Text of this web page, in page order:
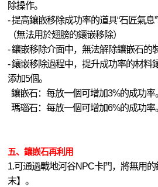
除操作。
- 提高鑲嵌移除成功率的道具“石匠氣息
（無法用於翅膀的鑲嵌移除）
- 鑲嵌移除介面中，無法解除鑲嵌石的
- 鑲嵌移除過程中，提升成功率的材料
添加5個。
鑲嵌石：每放一個可增加3%的成功率
瑪瑙石：每放一個可增加6%的成功率
五、鑲嵌石再利用
1.可通過戰地河谷NPC卡門，將無用
末】。